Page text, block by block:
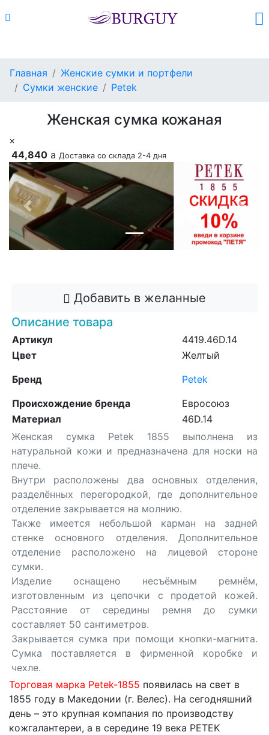
Главная
Женские сумки и портфели
Сумки женские
Petek
Женская сумка кожаная
×
44,840 a Доставка со склада 2-4 дня
Previous
Добавить в желанные
Описание товара
Артикул
4419.46D.14
Цвет
Желтый
Бренд
Petek
Происхождение бренда
Евросоюз
Материал
46D.14
Женская сумка Petek 1855 выполнена из
натуральной кожи и предназначена для носки на
плече.
Внутри расположены два основных отделения,
разделённых перегородкой, где дополнительное
отделение закрывается на молнию.
Также имеется небольшой карман на задней
стенке основного отделения. Дополнительное
отделение расположено на лицевой стороне
сумки.
Изделие оснащено несъёмным ремнём,
изготовленным из цепочки с продетой кожей.
Расстояние от середины ремня до сумки
составляет 50 сантиметров.
Закрывается сумка при помощи кнопки-магнита.
Сумка поставляется в фирменной коробке и
чехле.
Торговая марка Petek-1855 появилась на свет в
1855 году в Македонии (г. Велес). На сегодняшний
день – это крупная компания по производству
кожгалантереи, а в середине 19 века PETEK